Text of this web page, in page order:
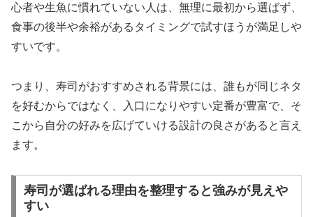
心者や生魚に慣れていない人は、無理に最初から選ばず、
食事の後半や余裕があるタイミングで試すほうが満足しや
すいです。
つまり、寿司がおすすめされる背景には、誰もが同じネタ
を好むからではなく、入口になりやすい定番が豊富で、そ
こから自分の好みを広げていける設計の良さがあると言え
ます。
寿司が選ばれる理由を整理すると強みが見えや
すい